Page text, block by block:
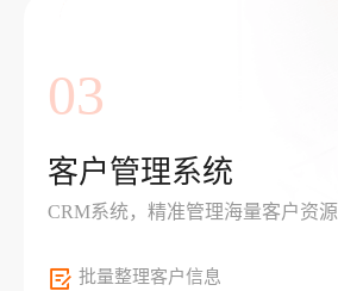
03
客户管理系统
CRM系统，精准管理海量客户资源
批量整理客户信息